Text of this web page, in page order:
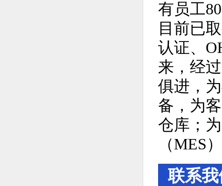
有员工
目前已
认证、
来，经
俱进，
备，为
仓库；
（MES
联系